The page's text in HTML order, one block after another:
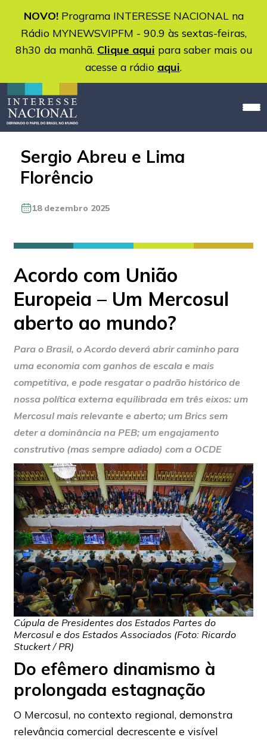
NOVO!Programa INTERESSE NACIONAL na
Rádio MYNEWSVIPFM - 90.9 às sextas-feiras,
8h30 da manhã. Clique aqui para saber mais ou
acesse a rádio aqui.
Sergio Abreu e Lima
Florêncio
18 dezembro 2025
Acordo com União
Europeia – Um Mercosul
aberto ao mundo?
Para o Brasil, o Acordo deverá abrir caminho para
uma economia com ganhos de escala e mais
competitiva, e pode resgatar o padrão histórico de
nossa política externa equilibrada em três eixos: um
Mercosul mais relevante e aberto; um Brics sem
deter a dominância na PEB; um engajamento
construtivo (mas sempre adiado) com a OCDE
Cúpula de Presidentes dos Estados Partes do
Mercosul e dos Estados Associados (Foto: Ricardo
Stuckert / PR)
Do efêmero dinamismo à
prolongada estagnação
O Mercosul, no contexto regional, demonstra
relevância comercial decrescente e visível